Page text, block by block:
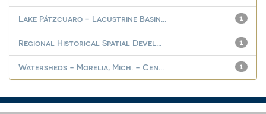
1
Lake Pátzcuaro - Lacustrine Basin...
1
Regional Historical Spatial Devel...
1
Watersheds - Morelia, Mich. - Cen...